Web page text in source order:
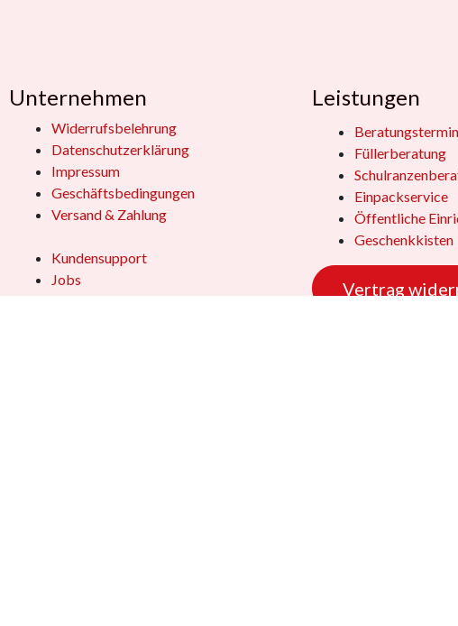
Unternehmen
Widerrufsbelehrung
Datenschutzerklärung
Impressum
Geschäftsbedingungen
Versand & Zahlung
Kundensupport
Jobs
Leistungen
Beratungstermin
Füllerberatung
Einpackservice
Öffentliche
Geschenkkisten
Vertrag